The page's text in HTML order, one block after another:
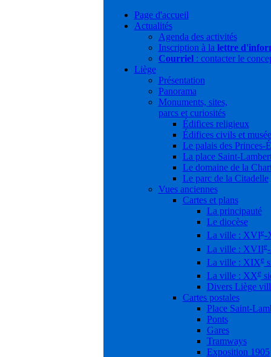
Page d'accueil
Actualités
Agenda des activités
Inscription à la lettre
Courriel: contacter le
Liège
Présentation
Panorama
Monuments, sites,
parcs et curiosités
Édifices religieux
Édifices civils et
Le palais des Princes-
La place Saint-
Le domaine de la
Le parc de la Citadelle
Vues anciennes
Cartes et plans
La principauté
Le diocèse
La ville : XVIe-
La ville : XVIIe
La ville : XIXe
La ville : XXe
Divers Liège
Cartes postales
Place Saint-
Ponts
Gares
Tramways
Exposition 1905